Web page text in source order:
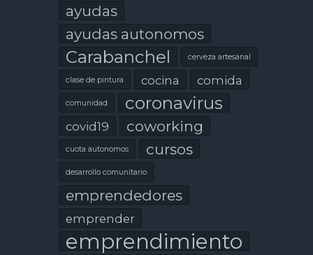
ayudas
ayudas autonomos
Carabanchel cerveza artesanal
clase de pintura cocina comida
comunidad coronavirus
covid19 coworking
cuota autonomos cursos
desarrollo comunitario
emprendedores
emprender
emprendimiento